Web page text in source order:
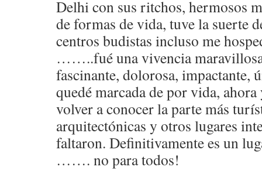
Delhi con sus ritchos, hermosos
de formas de vida, tuve la suerte
centros budistas incluso me
……..fué una vivencia
fascinante, dolorosa,
quedé marcada de por vida,
volver a conocer la parte más
arquitectónicas y otros lugares
faltaron. Definitivamente es un
……. no para todos!